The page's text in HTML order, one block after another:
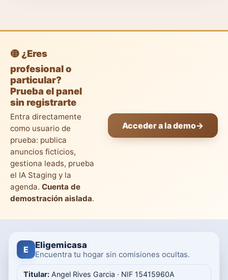
🟡 ¿Eres
profesional o
particular?
Prueba el panel
sin registrarte
Entra directamente
como usuario de
prueba: publica
anuncios ficticios,
gestiona leads, prueba
el IA Staging y la
agenda. Cuenta de
demostración aislada.
Acceder a la demo→
E Eligemicasa
Encuentra tu hogar sin comisiones ocultas.
Titular: Angel Rives Garcia · NIF 15415960A